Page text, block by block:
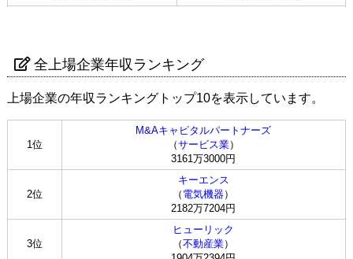
全上場企業年収ランキング
上場企業の年収ランキングトップ10を表示しています。
1位
M&Aキャピタルパートナーズ
（サービス業）
3161万3000円
2位
キーエンス
（ 電気機器）
2182万7204円
3位
ヒューリック
（不動産業）